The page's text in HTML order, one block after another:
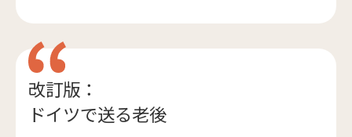
改訂版：
ドイツで送る老後